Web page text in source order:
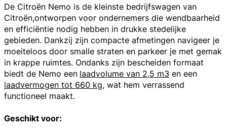
De Citroën Nemo is de kleinste bedrijfswagen van
Citroën,ontworpen voor ondernemers die wendbaarheid
en efficiëntie nodig hebben in drukke stedelijke
gebieden. Dankzij zijn compacte afmetingen navigeer je
moeiteloos door smalle straten en parkeer je met gemak
in krappe ruimtes. Ondanks zijn bescheiden formaat
biedt de Nemo een laadvolume van 2,5 m3 en een
laadvermogen tot 660 kg, wat hem verrassend
functioneel maakt.
Geschikt voor: